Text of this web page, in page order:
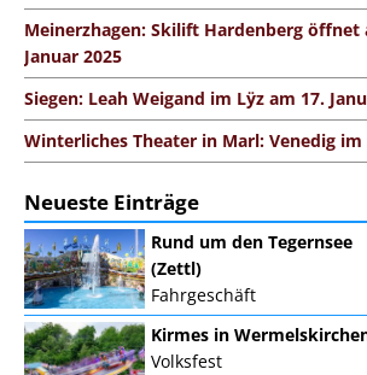
Meinerzhagen: Skilift Hardenberg öffnet
Januar 2025
Siegen: Leah Weigand im Lÿz am 17.
Winterliches Theater in Marl: Venedig im
Neueste Einträge
Rund um den Tegernsee
(Zettl)
Fahrgeschäft
Kirmes in
Volksfest